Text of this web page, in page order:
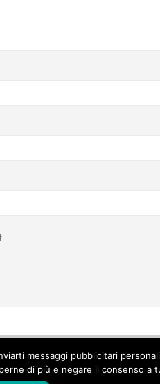
messaggi pubblicitari
di più e negare il consenso a